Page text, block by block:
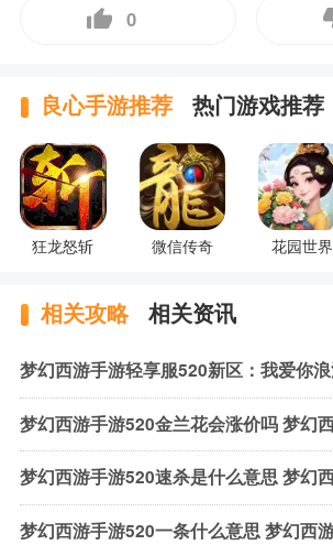
0
良心手游推荐 热门游戏推荐
狂龙怒斩 微信传奇 花园世界
相关攻略 相关资讯